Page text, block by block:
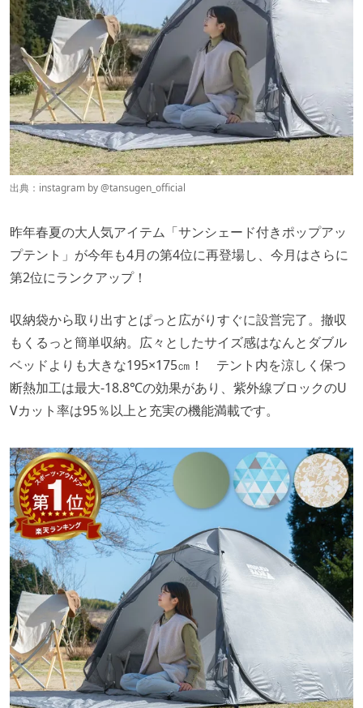
出典： instagram by @tansugen_official
昨年春夏の大人気アイテム「サンシェード付きポップアッ
プテント」が今年も4月の第4位に再登場し、今月はさらに
第2位にランクアップ！
収納袋から取り出すとぱっと広がりすぐに設営完了。撤収
もくるっと簡単収納。広々としたサイズ感はなんとダブル
ベッドよりも大きな195×175㎝！ テント内を涼しく保つ
断熱加工は最大-18.8℃の効果があり、紫外線ブロックのU
Vカット率は95％以上と充実の機能満載です。